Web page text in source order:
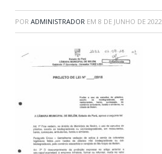
POR ADMINISTRADOR EM 8 DE JUNHO DE 2022